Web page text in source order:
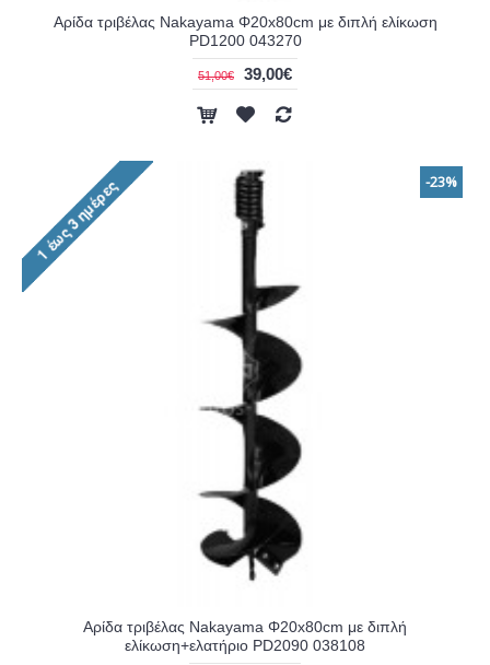
Αρίδα τριβέλας Nakayama Φ20x80cm με διπλή ελίκωση
PD1200 043270
51,00€ 39,00€
-23%
Αρίδα τριβέλας Nakayama Φ20x80cm με διπλή
ελίκωση+ελατήριο PD2090 038108